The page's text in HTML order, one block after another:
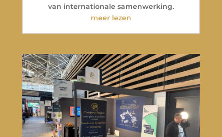
van internationale samenwerking.
meer lezen